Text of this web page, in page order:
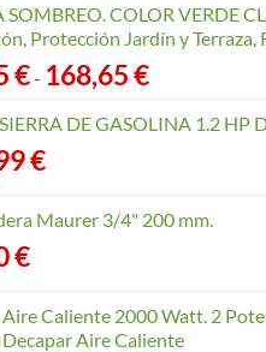
SOMBREO. COLOR VERDE
Protección Jardín y Terraza,
€- 168,65€Rango
precios:
168,65 €
DE GASOLINA 1.2 HP
€
Maurer 3/4" 200 mm.
€
Caliente 2000 Watt. 2
Aire Caliente